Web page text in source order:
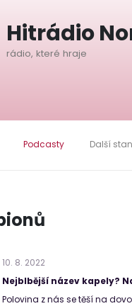
Hitrádio
rádio, které hraje
Podcasty Další
10. 8. 2022
Nejblbější název kapely?
Polovina z nás se těší na